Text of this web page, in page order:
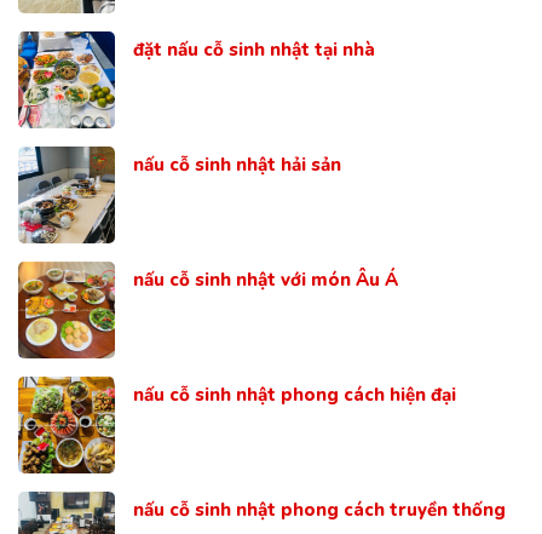
đặt nấu cỗ sinh nhật tại nhà
nấu cỗ sinh nhật hải sản
nấu cỗ sinh nhật với món Âu Á
nấu cỗ sinh nhật phong cách hiện đại
nấu cỗ sinh nhật phong cách truyền thống